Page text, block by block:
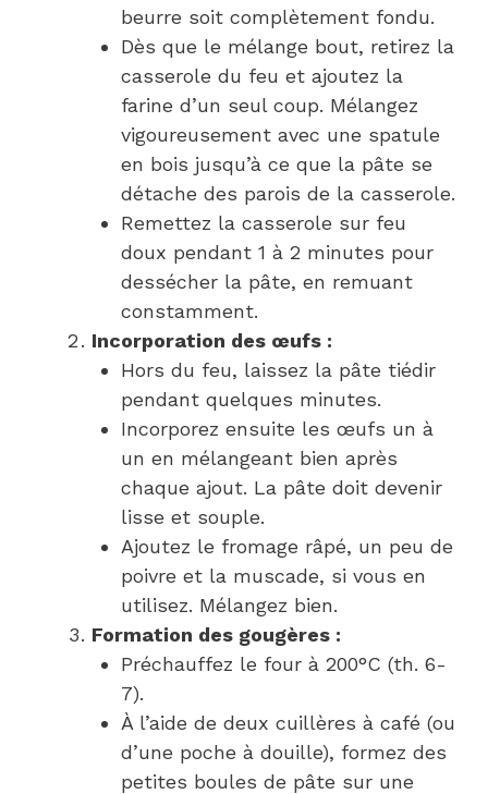
beurre soit complètement fondu.
Dès que le mélange bout, retirez la
casserole du feu et ajoutez la
farine d’un seul coup. Mélangez
vigoureusement avec une spatule
en bois jusqu’à ce que la pâte se
détache des parois de la casserole.
Remettez la casserole sur feu
doux pendant 1 à 2 minutes pour
dessécher la pâte, en remuant
constamment.
Incorporation des œufs :
Hors du feu, laissez la pâte tiédir
pendant quelques minutes.
Incorporez ensuite les œufs un à
un en mélangeant bien après
chaque ajout. La pâte doit devenir
lisse et souple.
Ajoutez le fromage râpé, un peu de
poivre et la muscade, si vous en
utilisez. Mélangez bien.
Formation des gougères :
Préchauffez le four à 200°C (th. 6-
7).
À l’aide de deux cuillères à café (ou
d’une poche à douille), formez des
petites boules de pâte sur une